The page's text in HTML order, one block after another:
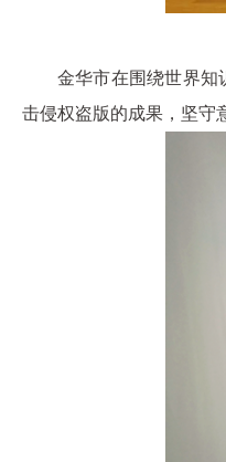
金华市在围绕世界知
击侵权盗版的成果，坚守